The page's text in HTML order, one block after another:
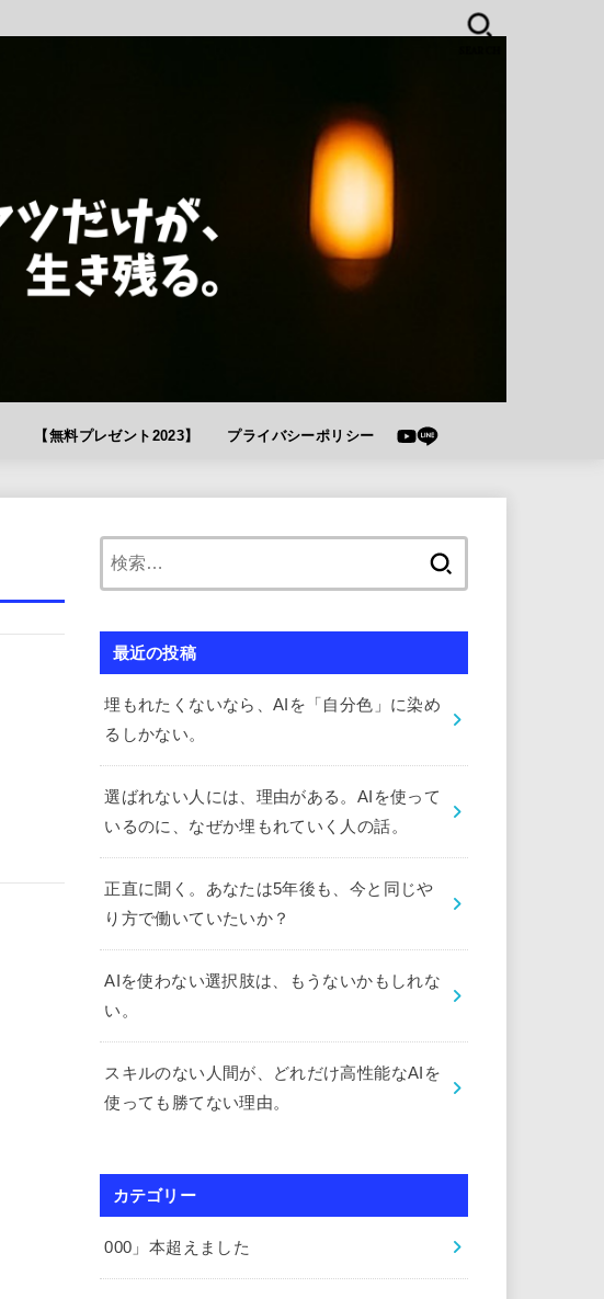
【無料プレゼント2023】 プライバシーポリシー
最近の投稿
埋もれたくないなら、AIを「自分色」に染め
るしかない。
選ばれない人には、理由がある。AIを使って
いるのに、なぜか埋もれていく人の話。
正直に聞く。あなたは5年後も、今と同じや
り方で働いていたいか？
AIを使わない選択肢は、もうないかもしれな
い。
スキルのない人間が、どれだけ高性能なAIを
使っても勝てない理由。
カテゴリー
000」本超えました